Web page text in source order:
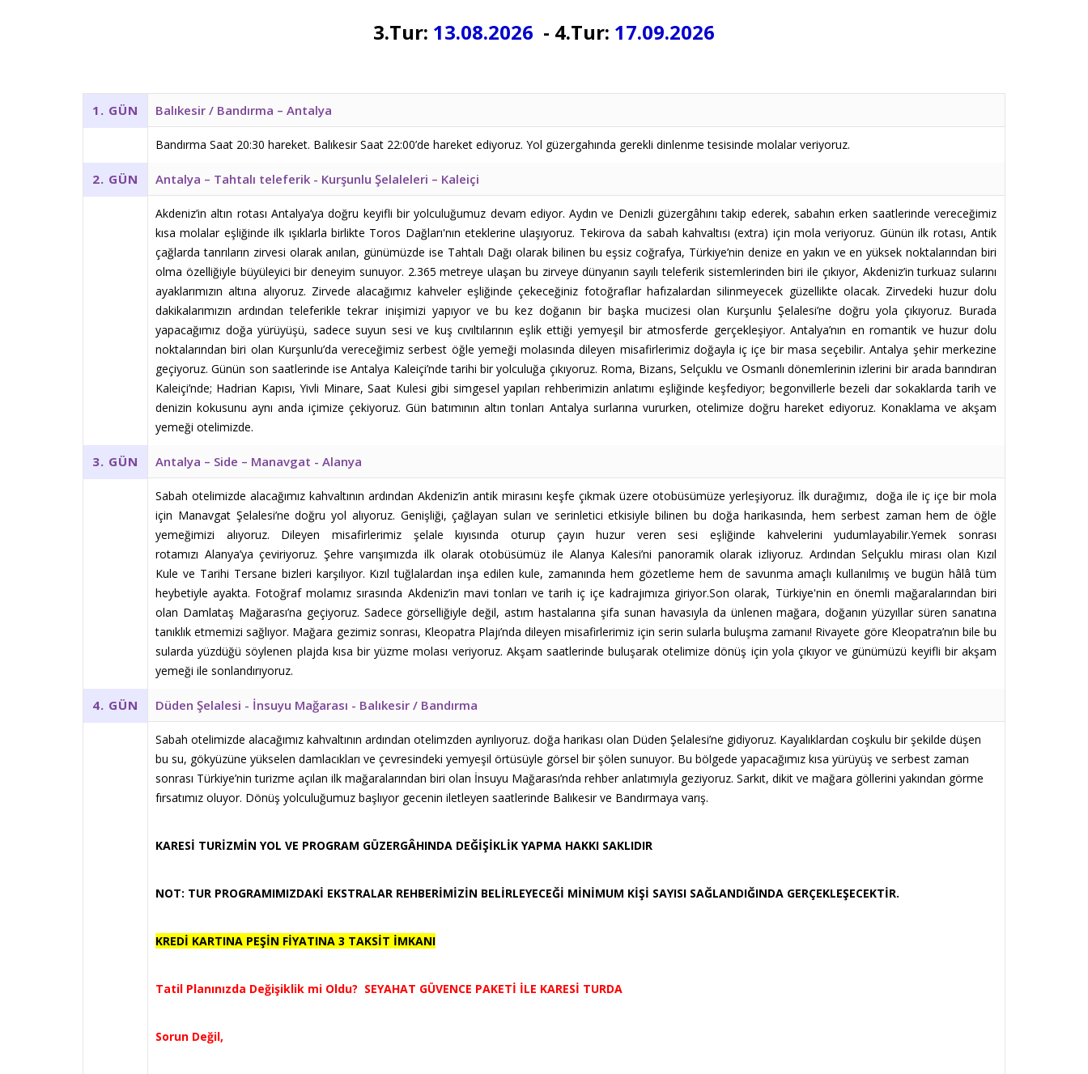
3.Tur: 13.08.2026 - 4.Tur: 17.09.2026
1. GÜN Balıkesir / Bandırma – Antalya
Bandırma Saat 20:30 hareket. Balıkesir Saat 22:00’de hareket ediyoruz. Yol güzergahında gerekli dinlenme tesisinde molalar veriyoruz.
2. GÜN Antalya – Tahtalı teleferik - Kurşunlu Şelaleleri – Kaleiçi
Akdeniz’in altın rotası Antalya’ya doğru keyifli bir yolculuğumuz devam ediyor. Aydın ve Denizli güzergâhını takip ederek, sabahın erken saatlerinde vereceğimiz
kısa molalar eşliğinde ilk ışıklarla birlikte Toros Dağları'nın eteklerine ulaşıyoruz. Tekirova da sabah kahvaltısı (extra) için mola veriyoruz. Günün ilk rotası, Antik
çağlarda tanrıların zirvesi olarak anılan, günümüzde ise Tahtalı Dağı olarak bilinen bu eşsiz coğrafya, Türkiye’nin denize en yakın ve en yüksek noktalarından biri
olma özelliğiyle büyüleyici bir deneyim sunuyor. 2.365 metreye ulaşan bu zirveye dünyanın sayılı teleferik sistemlerinden biri ile çıkıyor, Akdeniz’in turkuaz sularını
ayaklarımızın altına alıyoruz. Zirvede alacağımız kahveler eşliğinde çekeceğiniz fotoğraflar hafızalardan silinmeyecek güzellikte olacak. Zirvedeki huzur dolu
dakikalarımızın ardından teleferikle tekrar inişimizi yapıyor ve bu kez doğanın bir başka mucizesi olan Kurşunlu Şelalesi’ne doğru yola çıkıyoruz. Burada
yapacağımız doğa yürüyüşü, sadece suyun sesi ve kuş cıvıltılarının eşlik ettiği yemyeşil bir atmosferde gerçekleşiyor. Antalya’nın en romantik ve huzur dolu
noktalarından biri olan Kurşunlu’da vereceğimiz serbest öğle yemeği molasında dileyen misafirlerimiz doğayla iç içe bir masa seçebilir. Antalya şehir merkezine
geçiyoruz. Günün son saatlerinde ise Antalya Kaleiçi’nde tarihi bir yolculuğa çıkıyoruz. Roma, Bizans, Selçuklu ve Osmanlı dönemlerinin izlerini bir arada barındıran
Kaleiçi’nde; Hadrian Kapısı, Yivli Minare, Saat Kulesi gibi simgesel yapıları rehberimizin anlatımı eşliğinde keşfediyor; begonvillerle bezeli dar sokaklarda tarih ve
denizin kokusunu aynı anda içimize çekiyoruz. Gün batımının altın tonları Antalya surlarına vururken, otelimize doğru hareket ediyoruz. Konaklama ve akşam
yemeği otelimizde.
3. GÜN Antalya – Side – Manavgat - Alanya
Sabah otelimizde alacağımız kahvaltının ardından Akdeniz’in antik mirasını keşfe çıkmak üzere otobüsümüze yerleşiyoruz. İlk durağımız, doğa ile iç içe bir mola
için Manavgat Şelalesi’ne doğru yol alıyoruz. Genişliği, çağlayan suları ve serinletici etkisiyle bilinen bu doğa harikasında, hem serbest zaman hem de öğle
yemeğimizi alıyoruz. Dileyen misafirlerimiz şelale kıyısında oturup çayın huzur veren sesi eşliğinde kahvelerini yudumlayabilir.Yemek sonrası
rotamızı Alanya’ya çeviriyoruz. Şehre varışımızda ilk olarak otobüsümüz ile Alanya Kalesi’ni panoramik olarak izliyoruz. Ardından Selçuklu mirası olan Kızıl
Kule ve Tarihi Tersane bizleri karşılıyor. Kızıl tuğlalardan inşa edilen kule, zamanında hem gözetleme hem de savunma amaçlı kullanılmış ve bugün hâlâ tüm
heybetiyle ayakta. Fotoğraf molamız sırasında Akdeniz’in mavi tonları ve tarih iç içe kadrajımıza giriyor.Son olarak, Türkiye'nin en önemli mağaralarından biri
olan Damlataş Mağarası’na geçiyoruz. Sadece görselliğiyle değil, astım hastalarına şifa sunan havasıyla da ünlenen mağara, doğanın yüzyıllar süren sanatına
tanıklık etmemizi sağlıyor. Mağara gezimiz sonrası, Kleopatra Plajı’nda dileyen misafirlerimiz için serin sularla buluşma zamanı! Rivayete göre Kleopatra’nın bile bu
sularda yüzdüğü söylenen plajda kısa bir yüzme molası veriyoruz. Akşam saatlerinde buluşarak otelimize dönüş için yola çıkıyor ve günümüzü keyifli bir akşam
yemeği ile sonlandırıyoruz.
4. GÜN Düden Şelalesi - İnsuyu Mağarası - Balıkesir / Bandırma
Sabah otelimizde alacağımız kahvaltının ardından otelimzden ayrılıyoruz. doğa harikası olan Düden Şelalesi’ne gidiyoruz. Kayalıklardan coşkulu bir şekilde düşen
bu su, gökyüzüne yükselen damlacıkları ve çevresindeki yemyeşil örtüsüyle görsel bir şölen sunuyor. Bu bölgede yapacağımız kısa yürüyüş ve serbest zaman
sonrası Türkiye’nin turizme açılan ilk mağaralarından biri olan İnsuyu Mağarası’nda rehber anlatımıyla geziyoruz. Sarkıt, dikit ve mağara göllerini yakından görme
fırsatımız oluyor. Dönüş yolculuğumuz başlıyor gecenin iletleyen saatlerinde Balıkesir ve Bandırmaya varış.
KARESİ TURİZMİN YOL VE PROGRAM GÜZERGÂHINDA DEĞİŞİKLİK YAPMA HAKKI SAKLIDIR
NOT: TUR PROGRAMIMIZDAKİ EKSTRALAR REHBERİMİZİN BELİRLEYECEĞİ MİNİMUM KİŞİ SAYISI SAĞLANDIĞINDA GERÇEKLEŞECEKTİR.
KREDİ KARTINA PEŞİN FİYATINA 3 TAKSİT İMKANI
Tatil Planınızda Değişiklik mi Oldu? SEYAHAT GÜVENCE PAKETİ İLE KARESİ TURDA
Sorun Değil,